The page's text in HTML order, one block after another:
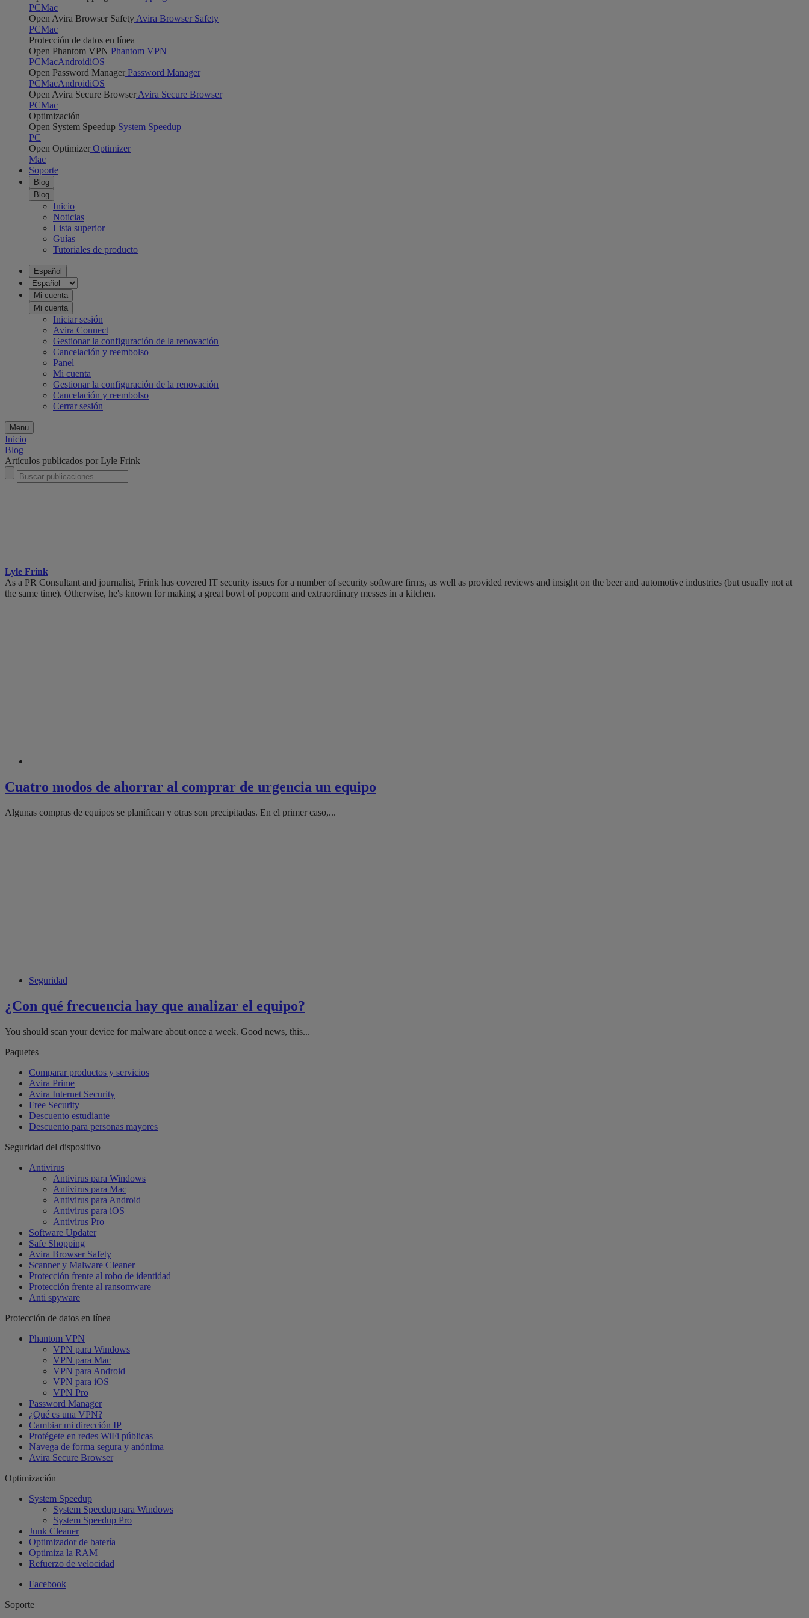
PCMac
Open Avira Browser Safety Avira Browser Safety
PCMac
Protección de datos en línea
Open Phantom VPN Phantom VPN
PCMacAndroidiOS
Open Password Manager Password Manager
PCMacAndroidiOS
Open Avira Secure Browser Avira Secure Browser
PCMac
Optimización
Open System Speedup System Speedup
PC
Open Optimizer Optimizer
Mac
Soporte
Blog
Blog
Inicio
Noticias
Lista superior
Guías
Tutoriales de producto
Español
Mi cuenta
Mi cuenta
Iniciar sesión
Avira Connect
Gestionar la configuración de la renovación
Cancelación y reembolso
Panel
Mi cuenta
Gestionar la configuración de la renovación
Cancelación y reembolso
Cerrar sesión
Menu
Inicio
Blog
Artículos publicados por Lyle Frink
Lyle Frink
As a PR Consultant and journalist, Frink has covered IT security issues for a number of security software firms, as well as provided reviews and insight on the beer and automotive industries (but usually not at
the same time). Otherwise, he's known for making a great bowl of popcorn and extraordinary messes in a kitchen.
Cuatro modos de ahorrar al comprar de urgencia un equipo
Algunas compras de equipos se planifican y otras son precipitadas. En el primer caso,...
Seguridad
¿Con qué frecuencia hay que analizar el equipo?
You should scan your device for malware about once a week. Good news, this...
Paquetes
Comparar productos y servicios
Avira Prime
Avira Internet Security
Free Security
Descuento estudiante
Descuento para personas mayores
Seguridad del dispositivo
Antivirus
Antivirus para Windows
Antivirus para Mac
Antivirus para Android
Antivirus para iOS
Antivirus Pro
Software Updater
Safe Shopping
Avira Browser Safety
Scanner y Malware Cleaner
Protección frente al robo de identidad
Protección frente al ransomware
Anti spyware
Protección de datos en línea
Phantom VPN
VPN para Windows
VPN para Mac
VPN para Android
VPN para iOS
VPN Pro
Password Manager
¿Qué es una VPN?
Cambiar mi dirección IP
Protégete en redes WiFi públicas
Navega de forma segura y anónima
Avira Secure Browser
Optimización
System Speedup
System Speedup para Windows
System Speedup Pro
Junk Cleaner
Optimizador de batería
Optimiza la RAM
Refuerzo de velocidad
Facebook
Soporte